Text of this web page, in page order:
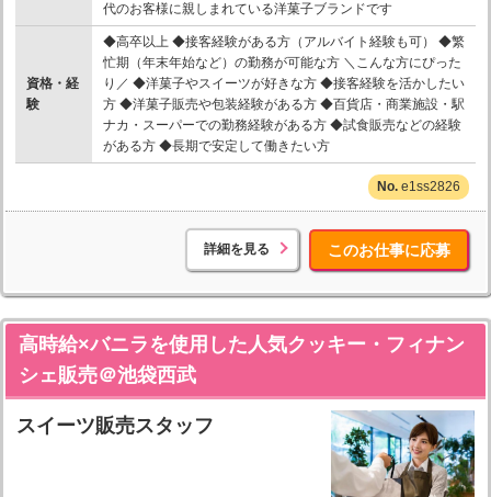
代のお客様に親しまれている洋菓子ブランドです
資格・経
験
◆高卒以上 ◆接客経験がある方（アルバイト経験も可） ◆繁
忙期（年末年始など）の勤務が可能な方 ＼こんな方にぴった
り／ ◆洋菓子やスイーツが好きな方 ◆接客経験を活かしたい
方 ◆洋菓子販売や包装経験がある方 ◆百貨店・商業施設・駅
ナカ・スーパーでの勤務経験がある方 ◆試食販売などの経験
がある方 ◆長期で安定して働きたい方
e1ss2826
詳細を見る このお仕事に応募
高時給×バニラを使用した人気クッキー・フィナン
シェ販売＠池袋西武
スイーツ販売スタッフ